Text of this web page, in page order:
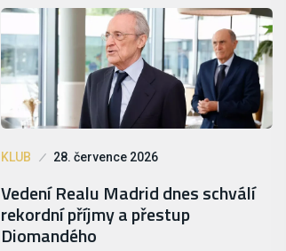
KLUB 28. července 2026
Vedení Realu Madrid dnes schválí
rekordní příjmy a přestup
Diomandého